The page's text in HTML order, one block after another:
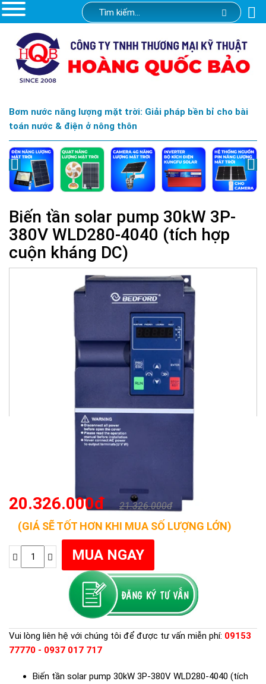
Bơm nước năng lượng mặt trời: Giải pháp bền bỉ cho bài
toán nước & điện ở nông thôn
Biến tần solar pump 30kW 3P-
380V WLD280-4040 (tích hợp
cuộn kháng DC)
20.326.000đ 21.326.000đ
(GIÁ SẼ TỐT HƠN KHI MUA SỐ LƯỢNG LỚN)
Vui lòng liên hệ với chúng tôi để được tư vấn miễn phí: 09153
77770 - 0937 017 717
Biến tần solar pump 30kW 3P-380V WLD280-4040 (tích